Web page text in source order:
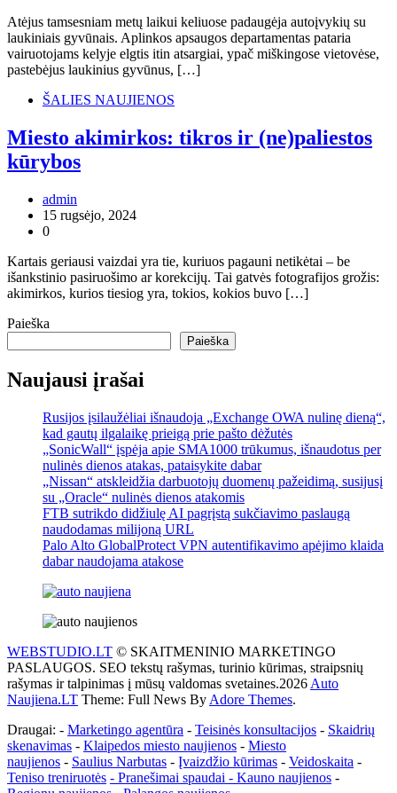
Atėjus tamsesniam metų laikui keliuose padaugėja autoįvykių su
laukiniais gyvūnais. Aplinkos apsaugos departamentas pataria
vairuotojams kelyje elgtis itin atsargiai, ypač miškingose vietovėse,
pastebėjus laukinius gyvūnus, […]
ŠALIES NAUJIENOS
Miesto akimirkos: tikros ir (ne)paliestos
kūrybos
admin
15 rugsėjo, 2024
0
Kartais geriausi vaizdai yra tie, kuriuos pagauni netikėtai – be
išankstinio pasiruošimo ar korekcijų. Tai gatvės fotografijos grožis:
akimirkos, kurios tiesiog yra, tokios, kokios buvo […]
Paieška
Paieška
Naujausi įrašai
Rusijos įsilaužėliai išnaudoja „Exchange OWA nulinę dieną“,
kad gautų ilgalaikę prieigą prie pašto dėžutės
„SonicWall“ įspėja apie SMA1000 trūkumus, išnaudotus per
nulinės dienos atakas, pataisykite dabar
„Nissan“ atskleidžia darbuotojų duomenų pažeidimą, susijusį
su „Oracle“ nulinės dienos atakomis
FTB sutrikdo didžiulę AI pagrįstą sukčiavimo paslaugą
naudodamas milijoną URL
Palo Alto GlobalProtect VPN autentifikavimo apėjimo klaida
dabar naudojama atakose
WEBSTUDIO.LT © SKAITMENINIO MARKETINGO
PASLAUGOS. SEO tekstų rašymas, turinio kūrimas, straipsnių
rašymas ir talpinimas į mūsų valdomas svetaines.2026 Auto
Naujiena.LT Theme: Full News By Adore Themes.
Draugai: - Marketingo agentūra - Teisinės konsultacijos - Skaidrių
skenavimas - Klaipedos miesto naujienos - Miesto
naujienos - Saulius Narbutas - Įvaizdžio kūrimas - Veidoskaita -
Teniso treniruotės - Pranešimai spaudai - Kauno naujienos -